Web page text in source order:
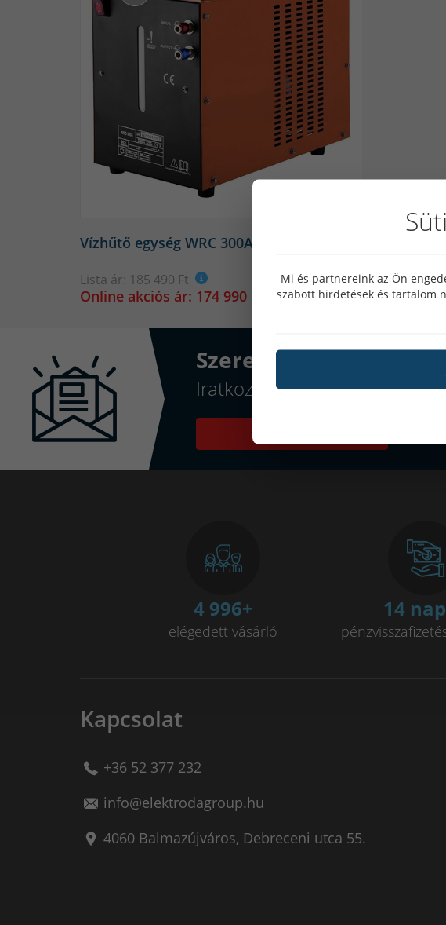
Vízhűtő egység WRC 300A
Lista ár: 185 490 Ft
Online akciós ár: 174 990 Ft
Szeretnél értesülni
Iratkozz fel hírlevelünkre
5 000+
elégedett vásárló
14
Kapcsolat
+36 52 377 232
info@elektrodagroup.hu
4060 Balmazújváros, Debreceni utca 55.
Mi és partnereink az Ön
szabott hirdetések és tartalom